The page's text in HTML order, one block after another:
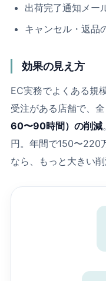
出荷完了通知メー
キャンセル・返品
効果の見え方
EC実務でよくある規
受注がある店舗で、
60〜90時間）の削減
円。年間で150〜220
なら、もっと大きい削